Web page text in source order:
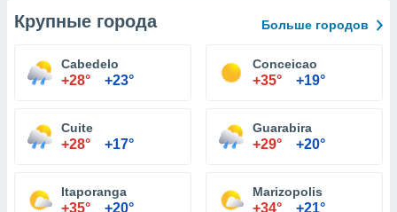
Крупные города Больше городов
Cabedelo
+28° +23°
Conceicao
+35° +19°
Cuite
+28° +17°
Guarabira
+29° +20°
Itaporanga
+35° +20°
Marizopolis
+34° +21°